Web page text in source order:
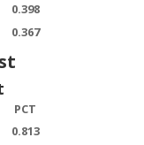
0.398
0.367
PCT
0.813